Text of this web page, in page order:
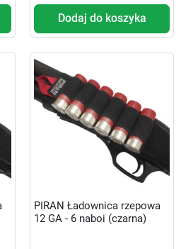
Dodaj do koszyka
PIRAN Ładownica rzepowa
12 GA - 6 naboi (czarna)